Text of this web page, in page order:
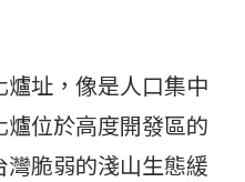
址，像是人口集中
位於高度開發區的
脆弱的淺山生態緩